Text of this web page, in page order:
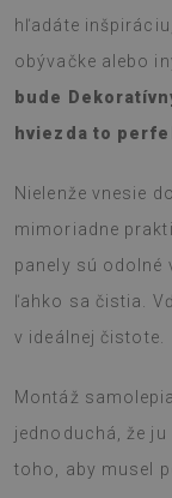
hľadáte
obývačke alebo
bude
hviezda to
Nielenže vnesie
mimoriadne
panely sú odolné
ľahko sa čistia.
v ideálnej čistote.
Montáž
jednoduchá, že
toho, aby musel